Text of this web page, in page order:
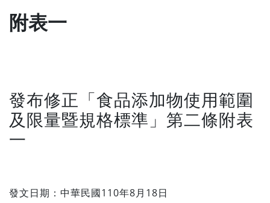
附表一
發布修正「食品添加物使用範圍
及限量暨規格標準」第二條附表
一
發文日期：中華民國110年8月18日